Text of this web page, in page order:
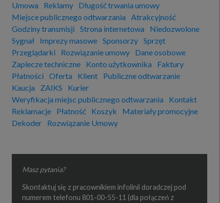
Umowa Reklamy
Długość trwania umowy
Miejsce publicznego odtwarzania
Atrakcyjność
Godziny transmisji
Strona internetowa
Niedozwolone
Sygnał
Imprezy masowe Sponsorzy Sprzęt
Przeglądarki
Rozwiązanie umowy
Dane osobowe
Zaplecze techniczne
Konto użytkownika
Faktury
Płatności
Oferta Klient
Publiczne odtwarzanie
Kaucja
ZAIKS
Kurier
Weryfikacja miejsc publicznego odtwarzania
Kontakt
Reklamacje
Płatność Koszyk
Materiały promocyjne
Dekoder
Rozwiązanie Umowy
Masz pytania?
Skontaktuj się z pracownikiem infolinii doradczej pod
numerem telefonu 801-00-55-11 (dla połączeń z